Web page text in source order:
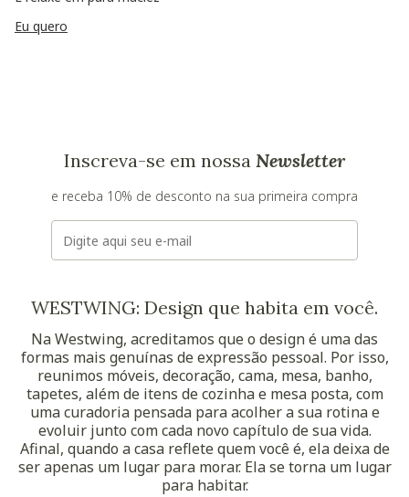
Eu quero
Inscreva-se em nossa Newsletter
e receba 10% de desconto na sua primeira compra
E-mail
WESTWING: Design que habita em você.
Na Westwing, acreditamos que o design é uma das
formas mais genuínas de expressão pessoal. Por isso,
reunimos móveis, decoração, cama, mesa, banho,
tapetes, além de itens de cozinha e mesa posta, com
uma curadoria pensada para acolher a sua rotina e
evoluir junto com cada novo capítulo de sua vida.
Afinal, quando a casa reflete quem você é, ela deixa de
ser apenas um lugar para morar. Ela se torna um lugar
para habitar.